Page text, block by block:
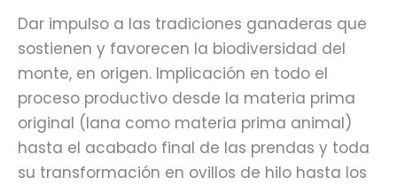
Dar impulso a las tradiciones ganaderas que
sostienen y favorecen la biodiversidad del
monte, en origen. Implicación en todo el
proceso productivo desde la materia prima
original (lana como materia prima animal)
hasta el acabado final de las prendas y toda
su transformación en ovillos de hilo hasta los